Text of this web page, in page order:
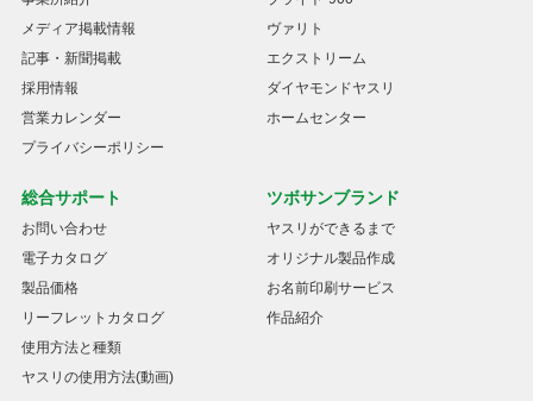
メディア掲載情報
記事・新聞掲載
採用情報
営業カレンダー
プライバシーポリシー
ヴァリト
エクストリーム
ダイヤモンドヤスリ
ホームセンター
総合サポート
お問い合わせ
電子カタログ
製品価格
リーフレットカタログ
使用方法と種類
ヤスリの使用方法(動画)
ツボサンブランド
ヤスリができるまで
オリジナル製品作成
お名前印刷サービス
作品紹介